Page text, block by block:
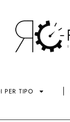
PER TIPO